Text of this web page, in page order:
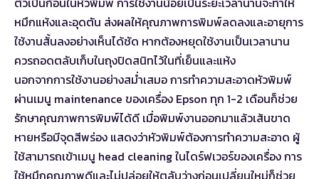
หมึกแห้งและอุดตัน ส่งผลให้คุณภาพการพิมพ์ลดลงและอายุการ
ใช้งานสั้นลงอย่างเห็นได้ชัด หากต้องหยุดใช้งานเป็นเวลานาน
ควรถอดตลับเก็บในถุงปิดสนิทไว้ในที่เย็นและแห้ง
นอกจากการใช้งานอย่างสม่ำเสมอ การทำความสะอาดหัวพิมพ์
ผ่านเมนู maintenance ของเครื่อง Epson ทุก 1-2 เดือนก็ช่วย
รักษาคุณภาพการพิมพ์ได้ดี เมื่อพิมพ์งานออกมาแล้วเส้นขาด
หายหรือมีจุดสีพร่อง แสดงว่าหัวพิมพ์ต้องการทำความสะอาด ผู้
ใช้สามารถเข้าเมนู head cleaning ในไดร์ฟเวอร์ของเครื่อง การ
ใช้หมึกคุณภาพดีและไม่ปล่อยให้ตลับว่างก่อนเปลี่ยนใหม่ก็ช่วย